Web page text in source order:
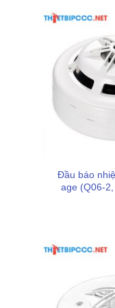
Đầu báo
age (Q06-